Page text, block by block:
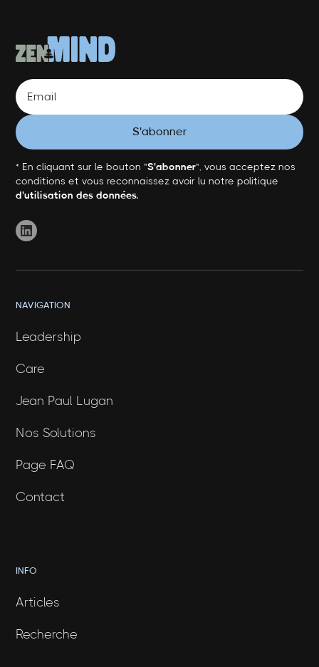
* En cliquant sur le bouton "S'abonner", vous acceptez nos
conditions et vous reconnaissez avoir lu notre politique
d'utilisation des données.
NAVIGATION
Leadership
Care
Jean Paul Lugan
Nos Solutions
Page FAQ
Contact
INFO
Articles
Recherche